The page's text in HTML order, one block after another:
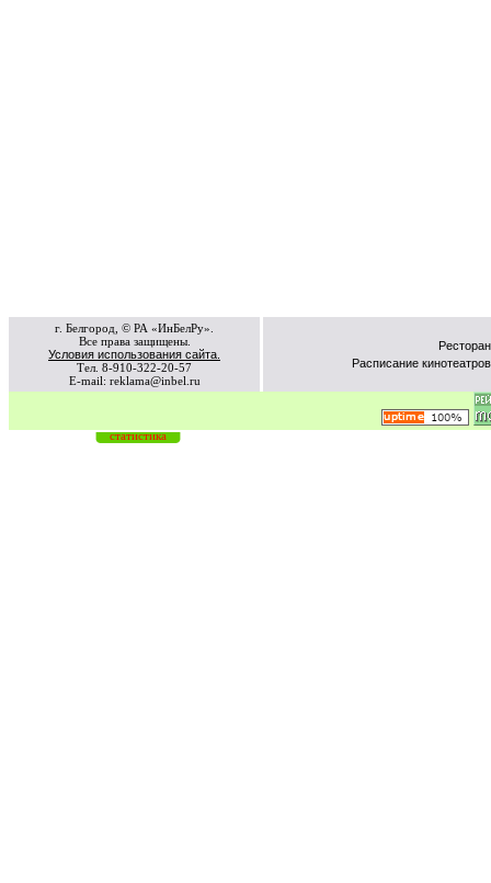
г. Белгород, © РА «ИнБелРу».
Все права защищены.
Условия использования сайта.
Тел. 8-910-322-20-57
E-mail: reklama@inbel.ru
Расписание кинотеатров
статистика